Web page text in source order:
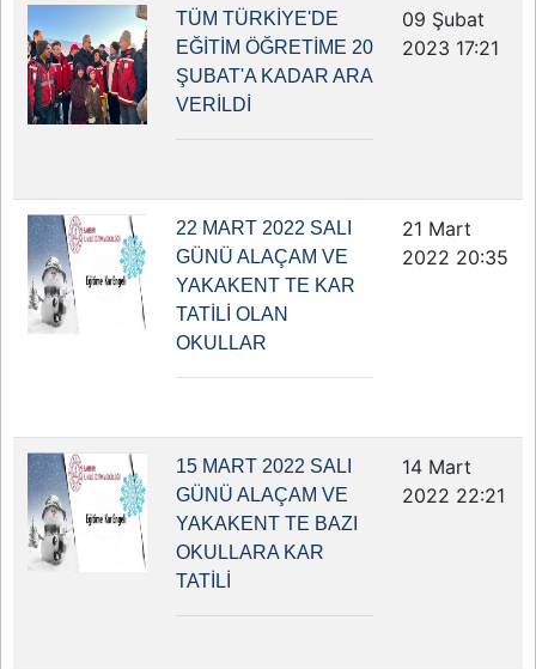
TÜM TÜRKİYE'DE
EĞİTİM ÖĞRETİME 20
ŞUBAT'A KADAR ARA
VERİLDİ
09 Şubat
2023 17:21
22 MART 2022 SALI
GÜNÜ ALAÇAM VE
YAKAKENT TE KAR
TATİLİ OLAN
OKULLAR
21 Mart
2022 20:35
15 MART 2022 SALI
GÜNÜ ALAÇAM VE
YAKAKENT TE BAZI
OKULLARA KAR
TATİLİ
14 Mart
2022 22:21